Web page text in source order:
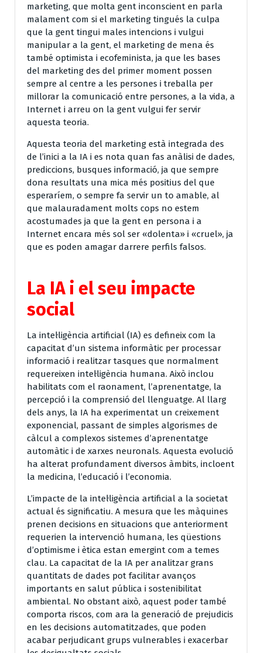
marketing, que molta gent inconscient en parla
malament com si el marketing tingués la culpa
que la gent tingui males intencions i vulgui
manipular a la gent, el marketing de mena és
també optimista i ecofeminista, ja que les bases
del marketing des del primer moment possen
sempre al centre a les persones i treballa per
millorar la comunicació entre persones, a la vida, a
Internet i arreu on la gent vulgui fer servir
aquesta teoria.
Aquesta teoria del marketing està integrada des
de l’inici a la IA i es nota quan fas anàlisi de dades,
prediccions, busques informació, ja que sempre
dona resultats una mica més positius del que
esperaríem, o sempre fa servir un to amable, al
que malauradament molts cops no estem
acostumades ja que la gent en persona i a
Internet encara més sol ser «dolenta» i «cruel», ja
que es poden amagar darrere perfils falsos.
La IA i el seu impacte
social
La intel·ligència artificial (IA) es defineix com la
capacitat d’un sistema informàtic per processar
informació i realitzar tasques que normalment
requereixen intel·ligència humana. Això inclou
habilitats com el raonament, l’aprenentatge, la
percepció i la comprensió del llenguatge. Al llarg
dels anys, la IA ha experimentat un creixement
exponencial, passant de simples algorismes de
càlcul a complexos sistemes d’aprenentatge
automàtic i de xarxes neuronals. Aquesta evolució
ha alterat profundament diversos àmbits, incloent
la medicina, l’educació i l’economia.
L’impacte de la intel·ligència artificial a la societat
actual és significatiu. A mesura que les màquines
prenen decisions en situacions que anteriorment
requerien la intervenció humana, les qüestions
d’optimisme i ètica estan emergint com a temes
clau. La capacitat de la IA per analitzar grans
quantitats de dades pot facilitar avanços
importants en salut pública i sostenibilitat
ambiental. No obstant això, aquest poder també
comporta riscos, com ara la generació de prejudicis
en les decisions automatitzades, que poden
acabar perjudicant grups vulnerables i exacerbar